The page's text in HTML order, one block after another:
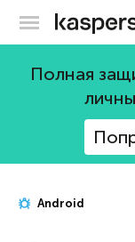
Полная
Android